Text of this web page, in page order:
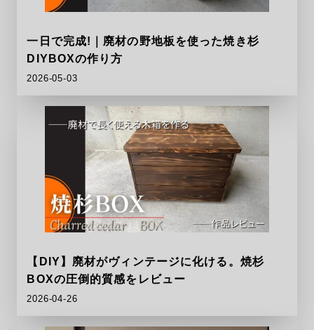
一日で完成!｜廃材の野地板を使った焼き杉
DIYBOXの作り方
2026-05-03
【DIY】廃材がヴィンテージに化ける。焼杉
BOXの圧倒的質感をレビュー
2026-04-26